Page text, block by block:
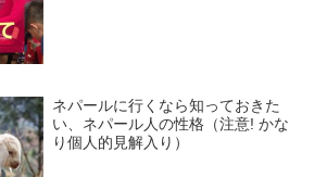
ネパールに行くなら知っておきた
い、ネパール人の性格（注意! かな
り個人的見解入り）